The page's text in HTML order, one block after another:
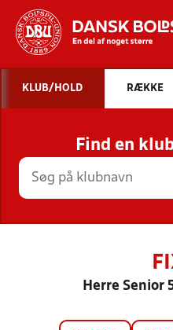
STILLINGER,
KLUB/HOLD RÆKKE
Find en
Herre Senior